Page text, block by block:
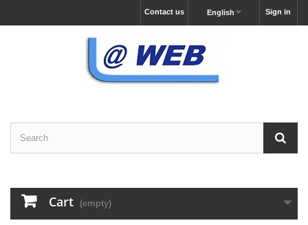
Sign in
English
Contact us
Cart (empty)